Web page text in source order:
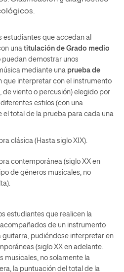
estudiantes que accedan al
una titulación de Grado medio
puedan demostrar unos
mediante una prueba de
que interpretar con el instrumento
de viento o percusión) elegido por
estilos (con una
el total de la prueba para cada una
clásica (Hasta siglo XIX).
contemporánea (siglo XX en
de géneros musicales, no
estudiantes que realicen la
de un instrumento
guitarra, pudiéndose interpretar en
(siglo XX en adelante.
musicales, no solamente la
la puntuación del total de la